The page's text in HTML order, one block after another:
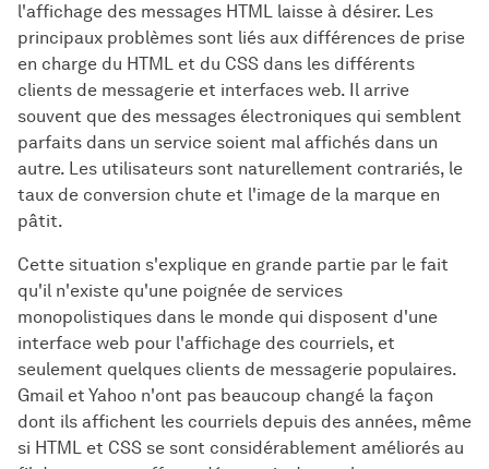
l'affichage des messages HTML laisse à désirer. Les
principaux problèmes sont liés aux différences de prise
en charge du HTML et du CSS dans les différents
clients de messagerie et interfaces web. Il arrive
souvent que des messages électroniques qui semblent
parfaits dans un service soient mal affichés dans un
autre. Les utilisateurs sont naturellement contrariés, le
taux de conversion chute et l'image de la marque en
pâtit.
Cette situation s'explique en grande partie par le fait
qu'il n'existe qu'une poignée de services
monopolistiques dans le monde qui disposent d'une
interface web pour l'affichage des courriels, et
seulement quelques clients de messagerie populaires.
Gmail et Yahoo n'ont pas beaucoup changé la façon
dont ils affichent les courriels depuis des années, même
si HTML et CSS se sont considérablement améliorés au